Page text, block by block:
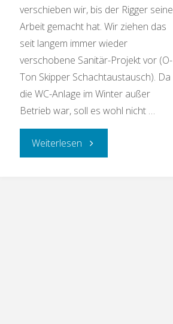
verschieben wir, bis der Rigger seine
Arbeit gemacht hat. Wir ziehen das
seit langem immer wieder
verschobene Sanitär-Projekt vor (O-
Ton Skipper Schachtaustausch). Da
die WC-Anlage im Winter außer
Betrieb war, soll es wohl nicht …
Weiterlesen